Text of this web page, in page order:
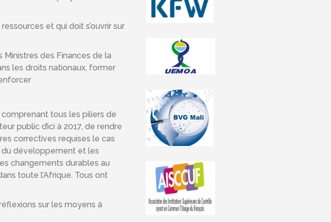
et qui doit s’ouvrir sur
Ministres des Finances de la
les droits nationaux, former
tous les piliers de
public d’ici à 2017, de rendre
correctives requises le cas
du développement et les
changements durables au
toute l’Afrique. Tous ont
sur les moyens à